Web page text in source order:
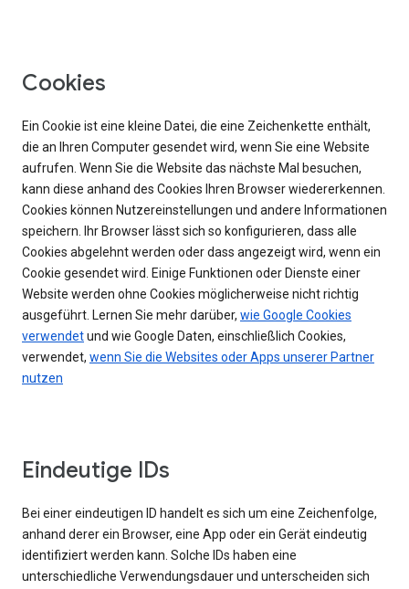
Cookies
Ein Cookie ist eine kleine Datei, die eine Zeichenkette enthält,
die an Ihren Computer gesendet wird, wenn Sie eine Website
aufrufen. Wenn Sie die Website das nächste Mal besuchen,
kann diese anhand des Cookies Ihren Browser wiedererkennen.
Cookies können Nutzereinstellungen und andere Informationen
speichern. Ihr Browser lässt sich so konfigurieren, dass alle
Cookies abgelehnt werden oder dass angezeigt wird, wenn ein
Cookie gesendet wird. Einige Funktionen oder Dienste einer
Website werden ohne Cookies möglicherweise nicht richtig
ausgeführt. Lernen Sie mehr darüber, wie Google Cookies
verwendetund wie Google Daten, einschließlich Cookies,
verwendet, wenn Sie die Websites oder Apps unserer Partner
nutzen
Eindeutige IDs
Bei einer eindeutigen ID handelt es sich um eine Zeichenfolge,
anhand derer ein Browser, eine App oder ein Gerät eindeutig
identifiziert werden kann. Solche IDs haben eine
unterschiedliche Verwendungsdauer und unterscheiden sich